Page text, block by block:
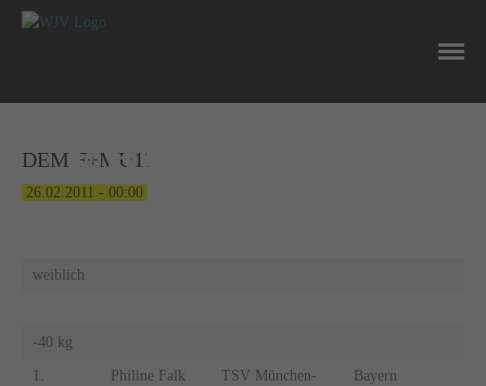
ERGEBNISSE
DEM F+MU17
26.02.2011 - 00:00
weiblich
-40 kg
1. Philine Falk
TSV München-
Bayern